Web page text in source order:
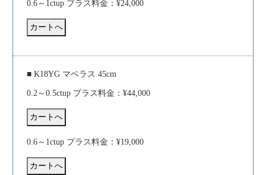
0.6～1ctup プラス料金：¥24,000
■ K18YG マベラス 45cm
0.2～0.5ctup プラス料金：¥44,000
0.6～1ctup プラス料金：¥19,000